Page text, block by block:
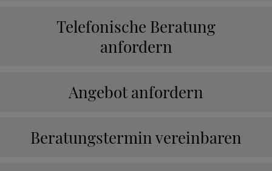
Telefonische Beratung
anfordern
Angebot anfordern
Beratungstermin vereinbaren